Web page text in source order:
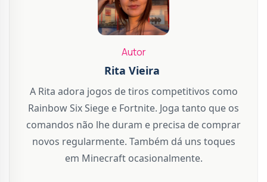
Autor
Rita Vieira
A Rita adora jogos de tiros competitivos como
Rainbow Six Siege e Fortnite. Joga tanto que os
comandos não lhe duram e precisa de comprar
novos regularmente. Também dá uns toques
em Minecraft ocasionalmente.